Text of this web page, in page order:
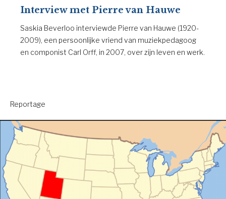
Interview met Pierre van Hauwe
Saskia Beverloo interviewde Pierre van Hauwe (1920-
2009), een persoonlijke vriend van muziekpedagoog
en componist Carl Orff, in 2007, over zijn leven en werk.
Reportage